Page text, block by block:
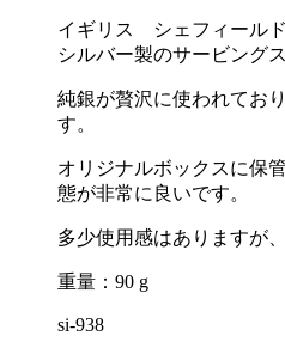
イギリス シェフィール
シルバー製のサービング
純銀が贅沢に使われてお
す。
オリジナルボックスに保
態が非常に良いです。
多少使用感はありますが
重量：90 g
si-938